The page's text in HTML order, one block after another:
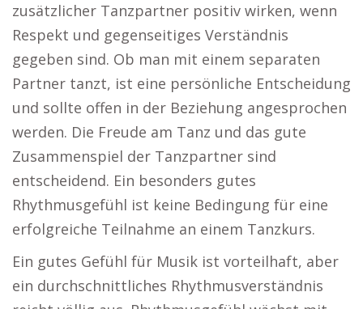
zusätzlicher Tanzpartner positiv wirken, wenn
Respekt und gegenseitiges Verständnis
gegeben sind. Ob man mit einem separaten
Partner tanzt, ist eine persönliche Entscheidung
und sollte offen in der Beziehung angesprochen
werden. Die Freude am Tanz und das gute
Zusammenspiel der Tanzpartner sind
entscheidend. Ein besonders gutes
Rhythmusgefühl ist keine Bedingung für eine
erfolgreiche Teilnahme an einem Tanzkurs.
Ein gutes Gefühl für Musik ist vorteilhaft, aber
ein durchschnittliches Rhythmusverständnis